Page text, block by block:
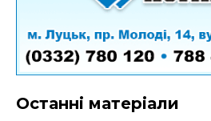
Останні матеріали